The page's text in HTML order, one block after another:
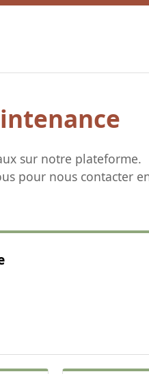
sur notre plateforme.
pour nous contacter